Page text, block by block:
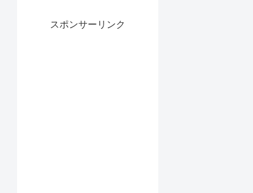
スポンサーリンク